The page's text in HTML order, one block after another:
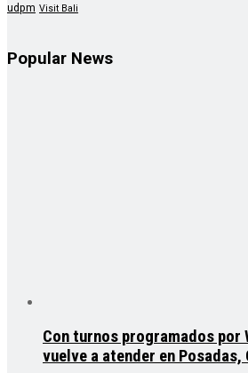
udpm Visit Bali
Popular News
Con turnos programados por
vuelve a atender en Posadas,